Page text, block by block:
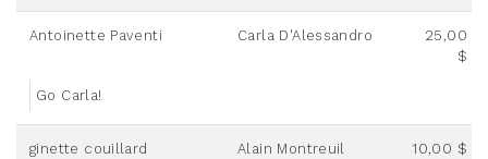
Antoinette Paventi Carla D'Alessandro
25,00
$
Go Carla!
ginette couillard Alain Montreuil 10,00 $